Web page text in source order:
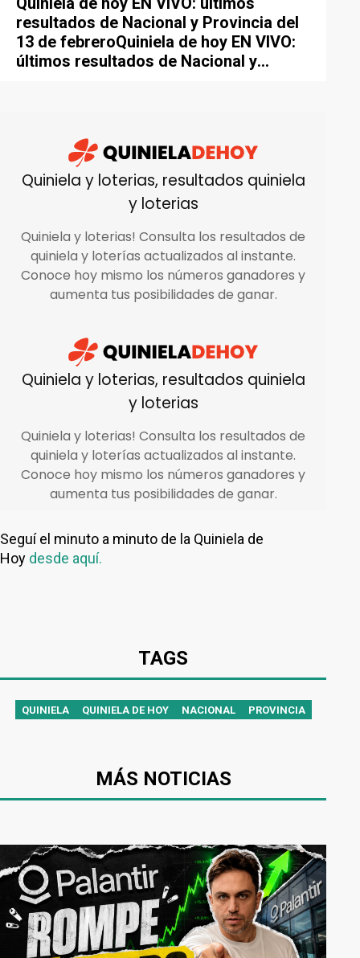
resultados de Nacional y Provincia del
13 de febreroQuiniela de hoy EN VIVO:
últimos resultados de Nacional y
Seguí el minuto a minuto de la Quiniela de
Hoy desde aquí.
TAGS
QUINIELA QUINIELA DE HOY NACIONAL PROVINCIA
MÁS NOTICIAS